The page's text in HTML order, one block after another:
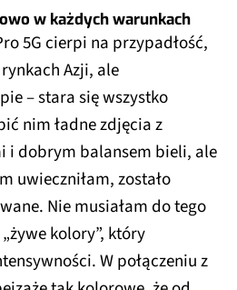
w każdych warunkach
5G cierpi na przypadłość,
Azji, ale
– stara się wszystko
nim ładne zdjęcia z
i dobrym balansem bieli, ale
uwieczniłam, zostało
Nie musiałam do tego
kolory”, który
W połączeniu z